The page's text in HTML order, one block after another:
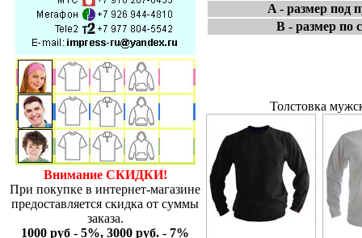
Внимание СКИДКИ!
При покупке в интернет-магазине
предоставляется скидка от суммы
заказа.
1000 руб - 5%, 3000 руб. - 7%
A - размер под
B - размер по
Толстовка